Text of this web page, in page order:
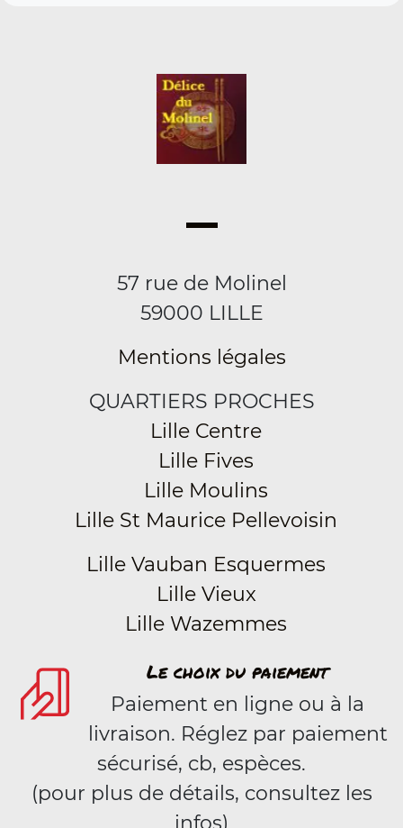
57 rue de Molinel
59000 LILLE
Mentions légales
QUARTIERS PROCHES
Lille Centre
Lille Fives
Lille Moulins
Lille St Maurice Pellevoisin
Lille Vauban Esquermes
Lille Vieux
Lille Wazemmes
Le choix du paiement
Paiement en ligne ou à la
livraison. Réglez par paiement
sécurisé, cb, espèces.
(pour plus de détails, consultez les
infos)